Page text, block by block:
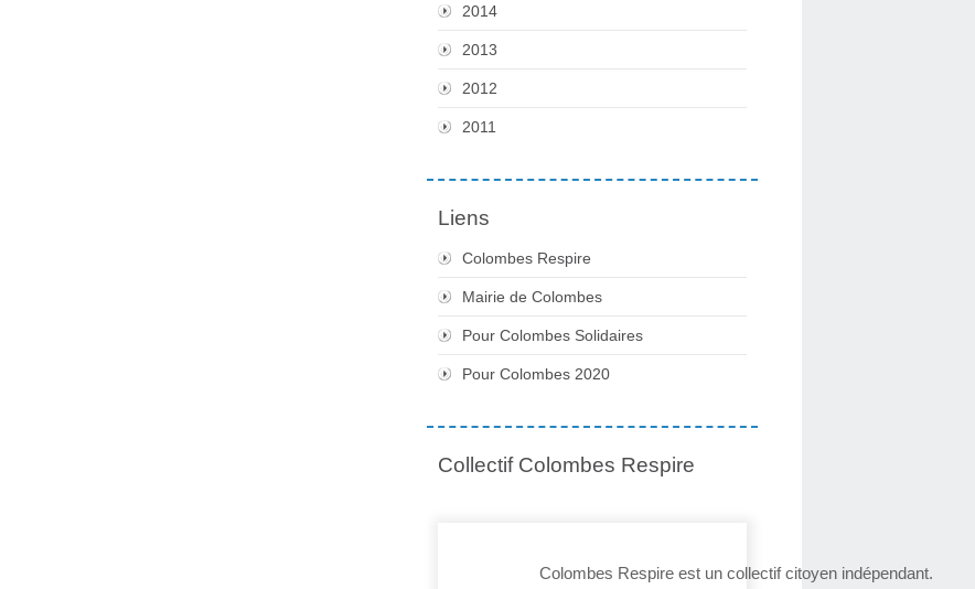
2014
2013
2012
2011
Liens
Colombes Respire
Mairie de Colombes
Pour Colombes Solidaires
Pour Colombes 2020
Collectif Colombes Respire
Colombes Respire est un collectif citoyen indépendant.